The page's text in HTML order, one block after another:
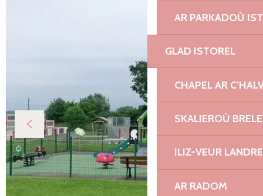
AR PARKADOÙ
GLAD ISTOREL
CHAPEL AR
SKALIEROÙ
ILIZ-VEUR
AR RADOM